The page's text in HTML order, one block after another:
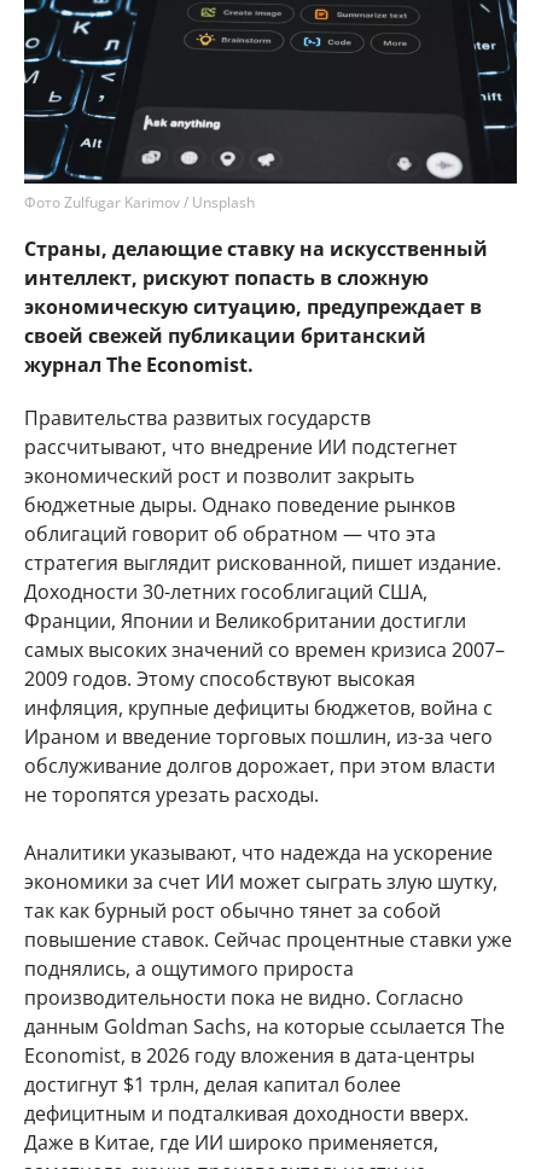
Фото Zulfugar Karimov / Unsplash
Страны, делающие ставку на искусственный
интеллект, рискуют попасть в сложную
экономическую ситуацию, предупреждает в
своей свежей публикации британский
журнал The Economist.
Правительства развитых государств
рассчитывают, что внедрение ИИ подстегнет
экономический рост и позволит закрыть
бюджетные дыры. Однако поведение рынков
облигаций говорит об обратном — что эта
стратегия выглядит рискованной, пишет издание.
Доходности 30-летних гособлигаций США,
Франции, Японии и Великобритании достигли
самых высоких значений со времен кризиса 2007–
2009 годов. Этому способствуют высокая
инфляция, крупные дефициты бюджетов, война с
Ираном и введение торговых пошлин, из-за чего
обслуживание долгов дорожает, при этом власти
не торопятся урезать расходы.
Аналитики указывают, что надежда на ускорение
экономики за счет ИИ может сыграть злую шутку,
так как бурный рост обычно тянет за собой
повышение ставок. Сейчас процентные ставки уже
поднялись, а ощутимого прироста
производительности пока не видно. Согласно
данным Goldman Sachs, на которые ссылается The
Economist, в 2026 году вложения в дата-центры
достигнут $1 трлн, делая капитал более
дефицитным и подталкивая доходности вверх.
Даже в Китае, где ИИ широко применяется,